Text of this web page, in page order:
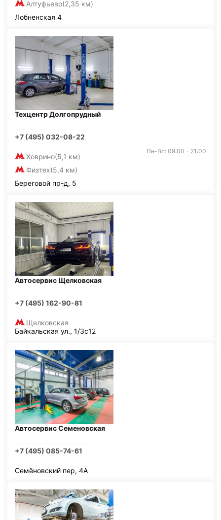
Алтуфьево(2,35 км)
Лобненская 4
Техцентр Долгопрудный
+7 (495) 032-08-22
Ховрино(5,1 км)
Физтех(5,4 км)
Пн-Вс: 09:00 - 21:00
Береговой пр-д, 5
Автосервис Щелковская
+7 (495) 162-90-81
Щелковская
Байкальская ул., 1/3с12
Автосервис Семеновская
+7 (495) 085-74-61
Семёновский пер, 4А